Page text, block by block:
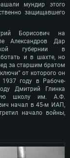
мундир этого
защищавшего
Борисович на
Александров Дар
губернии в
и в шахте, но
за старшим братом
от которого он
1937 году в Рабоче-
Дмитрий Глинка
школу им. А.Ф.
начал в 45-м ИАП,
начало войны,